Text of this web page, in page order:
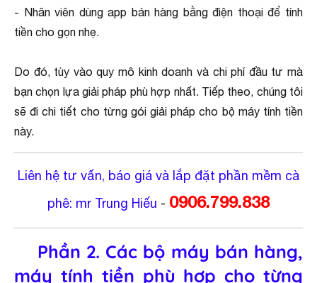
- Nhân viên dùng app bán hàng bằng điện thoại để tính
tiền cho gọn nhẹ.
Do đó, tùy vào quy mô kinh doanh và chi phí đầu tư mà
bạn chọn lựa giải pháp phù hợp nhất. Tiếp theo, chúng tôi
sẽ đi chi tiết cho từng gói giải pháp cho bộ máy tính tiền
này.
Liên hệ tư vấn, báo giá và lắp đặt phần mềm cà
phê: mr Trung Hiếu - 0906.799.838
Phần 2. Các bộ máy bán hàng,
máy tính tiền phù hợp cho từng